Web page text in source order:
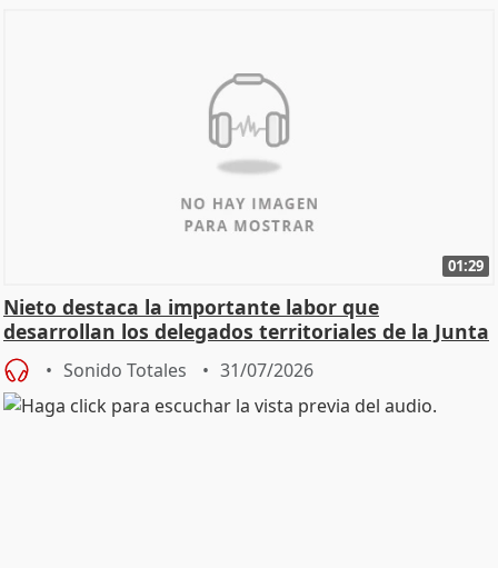
01:29
Nieto destaca la importante labor que
desarrollan los delegados territoriales de la Junta
Sonido Totales 31/07/2026